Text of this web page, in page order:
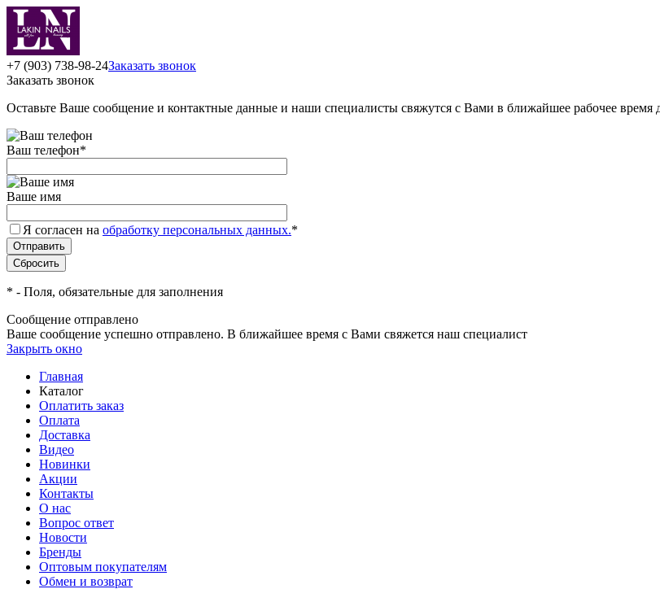
+7 (903) 738-98-24Заказать звонок
Заказать звонок
Оставьте Ваше сообщение и контактные данные и наши специалисты свяжутся с Вами в ближайшее рабочее время
Ваш телефон*
Ваше имя
Я согласен на обработку персональных данных.*
* - Поля, обязательные для заполнения
Сообщение отправлено
Ваше сообщение успешно отправлено. В ближайшее время с Вами свяжется наш специалист
Закрыть окно
Главная
Каталог
Оплатить заказ
Оплата
Доставка
Видео
Новинки
Акции
Контакты
О нас
Вопрос ответ
Новости
Бренды
Оптовым покупателям
Обмен и возврат